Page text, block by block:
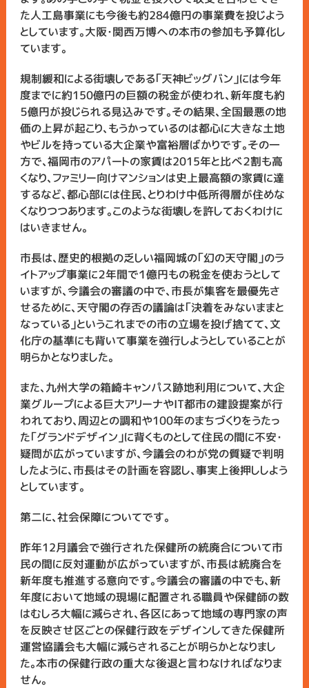
た人工島事業にも今後も約284億円の事業費を投じよう
としています。大阪・関西万博への本市の参加も予算化し
ています。
規制緩和による街壊しである「天神ビッグバン」には今年
度までに約150億円の巨額の税金が使われ、新年度も約
５億円が投じられる見込みです。その結果、全国最悪の地
価の上昇が起こり、もうかっているのは都心に大きな土地
やビルを持っている大企業や富裕層ばかりです。その一
方で、福岡市のアパートの家賃は2015年と比べ２割も高
くなり、ファミリー向けマンションは史上最高額の家賃に達
するなど、都心部には住民、とりわけ中低所得層が住めな
くなりつつあります。このような街壊しを許しておくわけに
はいきません。
市長は、歴史的根拠の乏しい福岡城の「幻の天守閣」のラ
イトアップ事業に２年間で１億円もの税金を使おうとして
いますが、今議会の審議の中で、市長が集客を最優先さ
せるために、天守閣の存否の議論は「決着をみないままと
なっている」というこれまでの市の立場を投げ捨てて、文
化庁の基準にも背いて事業を強行しようとしていることが
明らかとなりました。
また、九州大学の箱崎キャンパス跡地利用について、大企
業グループによる巨大アリーナやIT都市の建設提案が行
われており、周辺との調和や100年のまちづくりをうたっ
た「グランドデザイン」に背くものとして住民の間に不安・
疑問が広がっていますが、今議会のわが党の質疑で判明
したように、市長はその計画を容認し、事実上後押ししよう
としています。
第二に、社会保障についてです。
昨年12月議会で強行された保健所の統廃合について市
民の間に反対運動が広がっていますが、市長は統廃合を
新年度も推進する意向です。今議会の審議の中でも、新
年度において地域の現場に配置される職員や保健師の数
はむしろ大幅に減らされ、各区にあって地域の専門家の声
を反映させ区ごとの保健行政をデザインしてきた保健所
運営協議会も大幅に減らされることが明らかとなりまし
た。本市の保健行政の重大な後退と言わなければなりま
せん。